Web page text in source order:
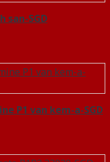
san-SGD
P1 van kem-a-SGD